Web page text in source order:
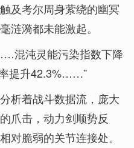
及考尔周身萦绕的幽冥
涟漪都未能激起。
混沌灵能污染指数下降
提升42.3%……”
析着战斗数据流，庞大
爪击，动力剑顺势反
对脆弱的关节连接处。